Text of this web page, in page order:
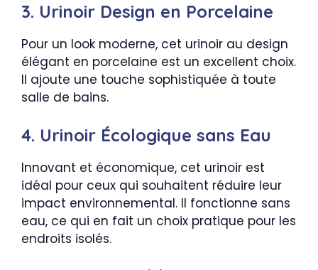
3. Urinoir Design en Porcelaine
Pour un look moderne, cet urinoir au design
élégant en porcelaine est un excellent choix.
Il ajoute une touche sophistiquée à toute
salle de bains.
4. Urinoir Écologique sans Eau
Innovant et économique, cet urinoir est
idéal pour ceux qui souhaitent réduire leur
impact environnemental. Il fonctionne sans
eau, ce qui en fait un choix pratique pour les
endroits isolés.